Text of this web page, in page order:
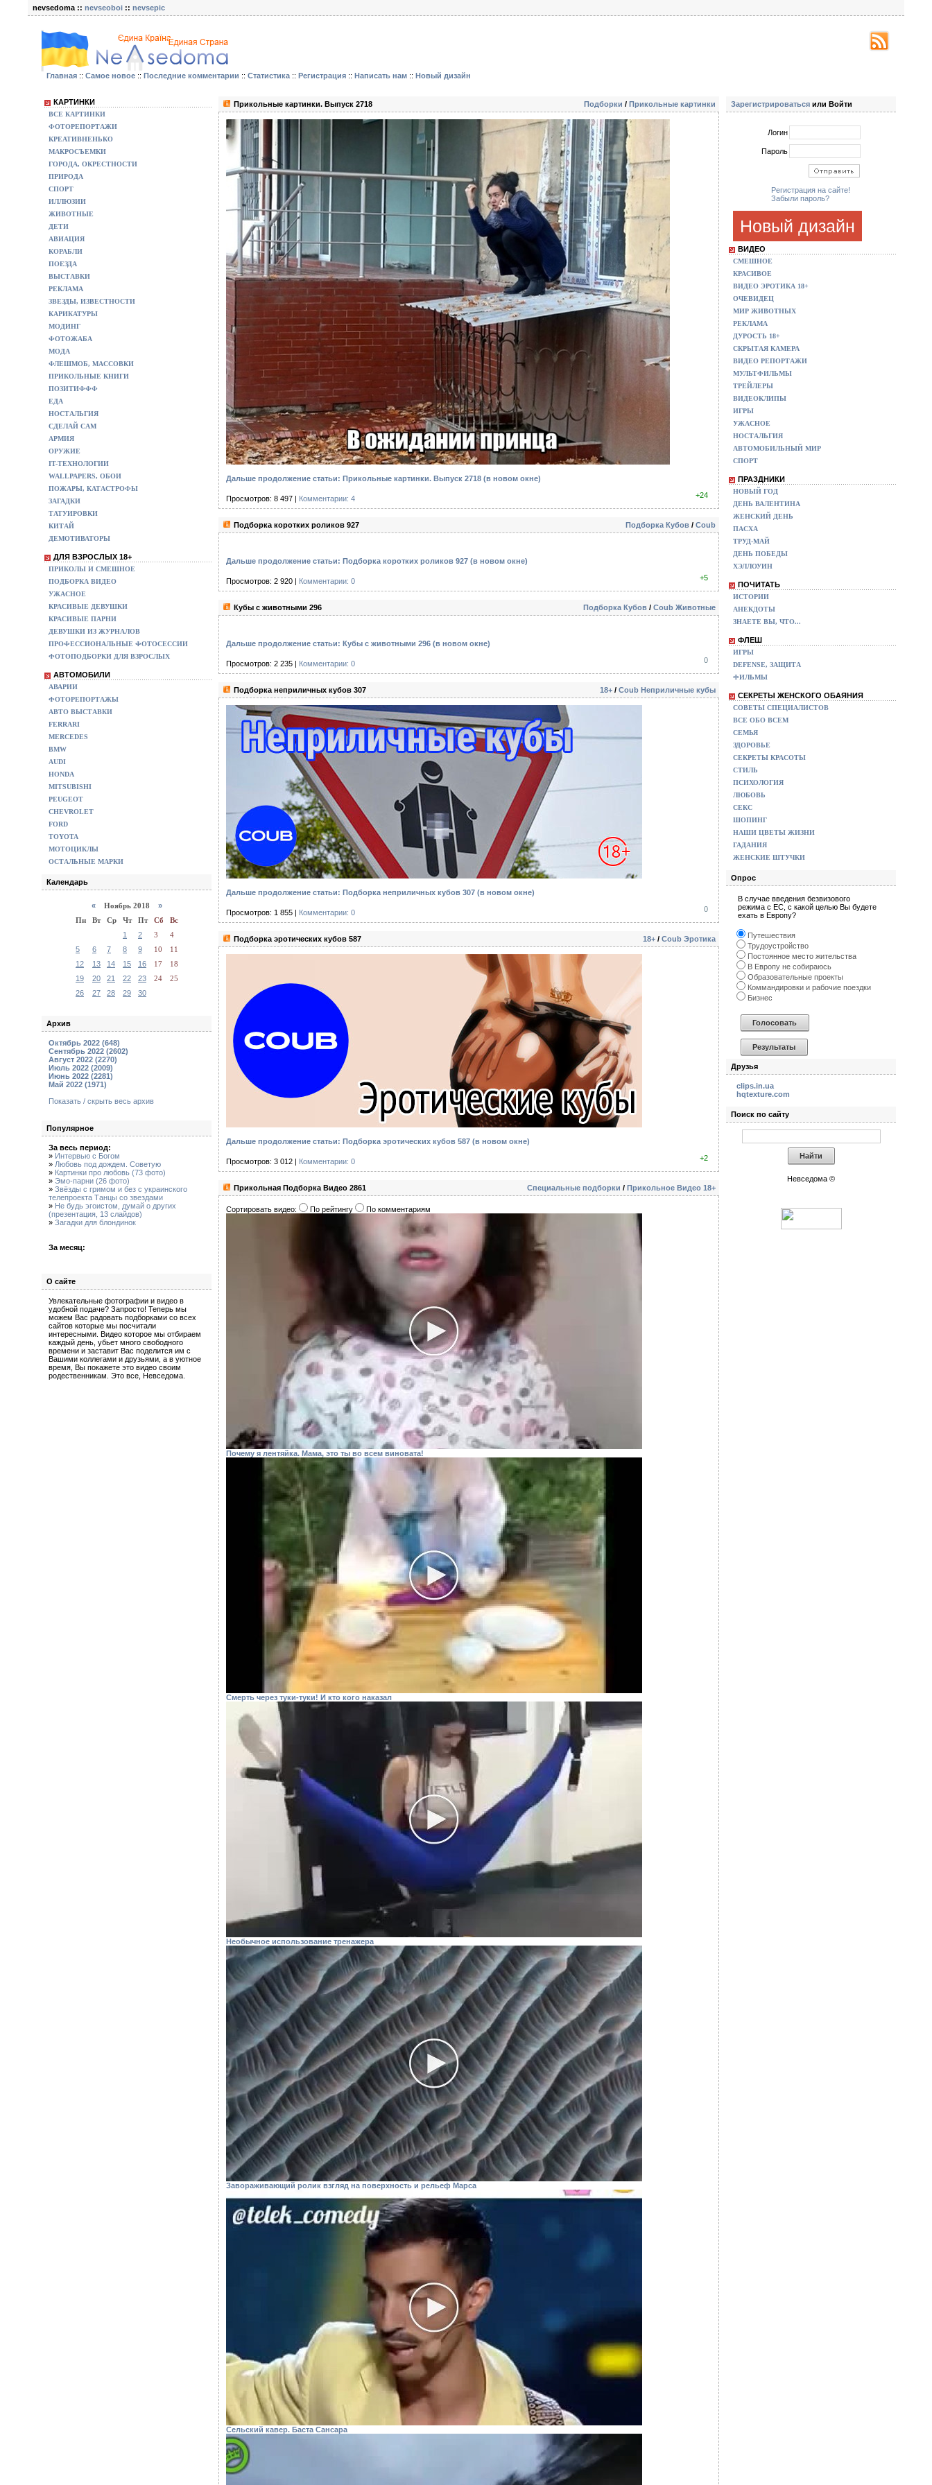
nevsedoma :: nevseoboi :: nevsepic
Главная :: Самое новое :: Последние комментарии :: Статистика :: Регистрация :: Написать нам :: Новый дизайн
КАРТИНКИ
ВСЕ КАРТИНКИ
ФОТОРЕПОРТАЖИ
КРЕАТИВНЕНЬКО
МАКРОСЪЕМКИ
ГОРОДА, ОКРЕСТНОСТИ
ПРИРОДА
СПОРТ
ИЛЛЮЗИИ
ЖИВОТНЫЕ
ДЕТИ
АВИАЦИЯ
КОРАБЛИ
ПОЕЗДА
ВЫСТАВКИ
РЕКЛАМА
ЗВЕЗДЫ, ИЗВЕСТНОСТИ
КАРИКАТУРЫ
МОДИНГ
ФОТОЖАБА
МОДА
ФЛЕШМОБ, МАССОВКИ
ПРИКОЛЬНЫЕ КНИГИ
ПОЗИТИФФФ
ЕДА
НОСТАЛЬГИЯ
СДЕЛАЙ САМ
АРМИЯ
ОРУЖИЕ
IT-ТЕХНОЛОГИИ
WALLPAPERS, ОБОИ
ПОЖАРЫ, КАТАСТРОФЫ
ЗАГАДКИ
ТАТУИРОВКИ
КИТАЙ
ДЕМОТИВАТОРЫ
ДЛЯ ВЗРОСЛЫХ 18+
ПРИКОЛЫ И СМЕШНОЕ
ПОДБОРКА ВИДЕО
УЖАСНОЕ
КРАСИВЫЕ ДЕВУШКИ
КРАСИВЫЕ ПАРНИ
ДЕВУШКИ ИЗ ЖУРНАЛОВ
ПРОФЕССИОНАЛЬНЫЕ ФОТОСЕССИИ
ФОТОПОДБОРКИ ДЛЯ ВЗРОСЛЫХ
АВТОМОБИЛИ
АВАРИИ
ФОТОРЕПОРТАЖЫ
АВТО ВЫСТАВКИ
FERRARI
MERCEDES
BMW
AUDI
HONDA
MITSUBISHI
PEUGEOT
CHEVROLET
FORD
TOYOTA
МОТОЦИКЛЫ
ОСТАЛЬНЫЕ МАРКИ
Календарь
« Ноябрь 2018 »
Пн
Вт Ср Чт Пт Сб
Вс
1
2 3
4
5
6 7 8 9 10
11
12
13 14 15 16 17
18
19
20 21 22 23 24
25
26
27 28 29 30
Архив
Октябрь 2022 (648)
Сентябрь 2022 (2602)
Август 2022 (2270)
Июль 2022 (2009)
Июнь 2022 (2281)
Май 2022 (1971)
Показать / скрыть весь архив
Популярное
За весь период:
» Интервью с Богом
» Любовь под дождем. Советую
» Картинки про любовь (73 фото)
» Эмо-парни (26 фото)
» Звёзды с гримом и без с украинского
телепроекта Танцы со звездами
» Не будь эгоистом, думай о других
(презентация, 13 слайдов)
» Загадки для блондинок
За месяц:
О сайте
Увлекательные фотографии и видео в
удобной подаче? Запросто! Теперь мы
можем Вас радовать подборками со всех
сайтов которые мы посчитали
интересными. Видео которое мы отбираем
каждый день, убьет много свободного
времени и заставит Вас поделится им с
Вашими коллегами и друзьями, а в уютное
время, Вы покажете это видео своим
родественникам. Это все, Невседома.
Подборки / Прикольные картинки
Прикольные картинки. Выпуск 2718
Дальше продолжение статьи: Прикольные картинки. Выпуск 2718 (в новом окне)
Просмотров: 8 497 | Комментарии: 4 +24
Подборка Кубов / Coub
Подборка коротких роликов 927
Дальше продолжение статьи: Подборка коротких роликов 927 (в новом окне)
Просмотров: 2 920 | Комментарии: 0 +5
Подборка Кубов / Coub Животные
Кубы с животными 296
Дальше продолжение статьи: Кубы с животными 296 (в новом окне)
Просмотров: 2 235 | Комментарии: 0 0
18+ / Coub Неприличные кубы
Подборка неприличных кубов 307
Дальше продолжение статьи: Подборка неприличных кубов 307 (в новом окне)
Просмотров: 1 855 | Комментарии: 0 0
18+ / Coub Эротика
Подборка эротических кубов 587
Дальше продолжение статьи: Подборка эротических кубов 587 (в новом окне)
Просмотров: 3 012 | Комментарии: 0 +2
Специальные подборки / Прикольное Видео 18+
Прикольная Подборка Видео 2861
Сортировать видео: По рейтингу По комментариям
Почему я лентяйка. Мама, это ты во всем виновата!
Смерть через туки-туки! И кто кого наказал
Необычное использование тренажера
Завораживающий ролик взгляд на поверхность и рельеф Марса
Сельский кавер. Баста Сансара
Зарегистрироваться или Войти
Логин
Пароль
Регистрация на сайте!
Забыли пароль?
Новый дизайн
ВИДЕО
СМЕШНОЕ
КРАСИВОЕ
ВИДЕО ЭРОТИКА 18+
ОЧЕВИДЕЦ
МИР ЖИВОТНЫХ
РЕКЛАМА
ДУРОСТЬ 18+
СКРЫТАЯ КАМЕРА
ВИДЕО РЕПОРТАЖИ
МУЛЬТФИЛЬМЫ
ТРЕЙЛЕРЫ
ВИДЕОКЛИПЫ
ИГРЫ
УЖАСНОЕ
НОСТАЛЬГИЯ
АВТОМОБИЛЬНЫЙ МИР
СПОРТ
ПРАЗДНИКИ
НОВЫЙ ГОД
ДЕНЬ ВАЛЕНТИНА
ЖЕНСКИЙ ДЕНЬ
ПАСХА
ТРУД-МАЙ
ДЕНЬ ПОБЕДЫ
ХЭЛЛОУИН
ПОЧИТАТЬ
ИСТОРИИ
АНЕКДОТЫ
ЗНАЕТЕ ВЫ, ЧТО...
ФЛЕШ
ИГРЫ
DEFENSE, ЗАЩИТА
ФИЛЬМЫ
СЕКРЕТЫ ЖЕНСКОГО ОБАЯНИЯ
СОВЕТЫ СПЕЦИАЛИСТОВ
ВСЕ ОБО ВСЕМ
СЕМЬЯ
ЗДОРОВЬЕ
СЕКРЕТЫ КРАСОТЫ
СТИЛЬ
ПСИХОЛОГИЯ
ЛЮБОВЬ
СЕКС
ШОПИНГ
НАШИ ЦВЕТЫ ЖИЗНИ
ГАДАНИЯ
ЖЕНСКИЕ ШТУЧКИ
Опрос
В случае введения безвизового
режима с ЕС, с какой целью Вы будете
ехать в Европу?
Путешествия
Трудоустройство
Постоянное место жительства
В Европу не собираюсь
Образовательные проекты
Коммандировки и рабочие поездки
Бизнес
Друзья
clips.in.ua
hqtexture.com
Поиск по сайту
Невседома ©